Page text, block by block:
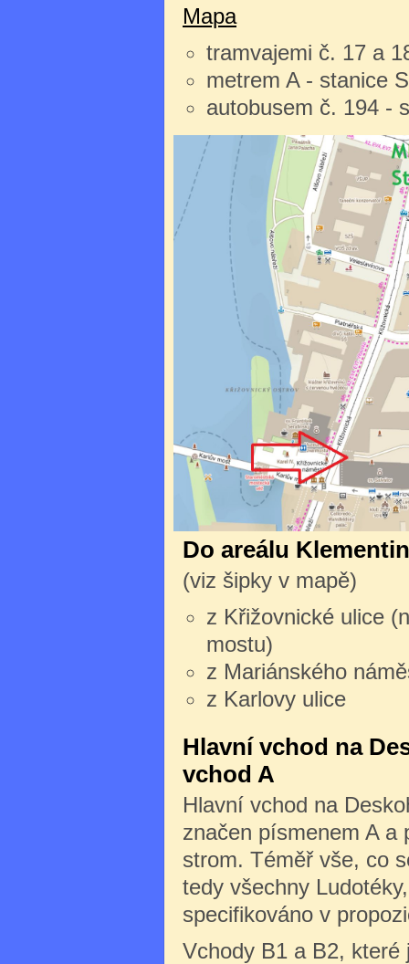
Mapa
tramvajemi č. 17 a
metrem A - stanice
autobusem č. 194 -
Do areálu
(viz šipky v mapě)
z Křižovnické ulice
mostu)
z Mariánského
z Karlovy ulice
Hlavní vchod na
vchod A
Hlavní vchod na
značen písmenem A a
strom. Téměř vše, co
tedy všechny
specifikováno v
Vchody B1 a B2, které